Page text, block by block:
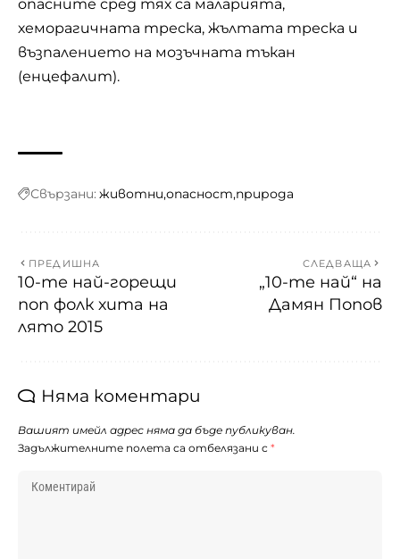
опасните сред тях са маларията,
хеморагичната треска, жълтата треска и
възпалението на мозъчната тъкан
(енцефалит).
Свързани: животни опасност природа
ПРЕДИШНА
10-те най-горещи
поп фолк хита на
лято 2015
СЛЕДВАЩА
„10-те най“ на
Дамян Попов
Няма коментари
Вашият имейл адрес няма да бъде публикуван.
Задължителните полета са отбелязани с *